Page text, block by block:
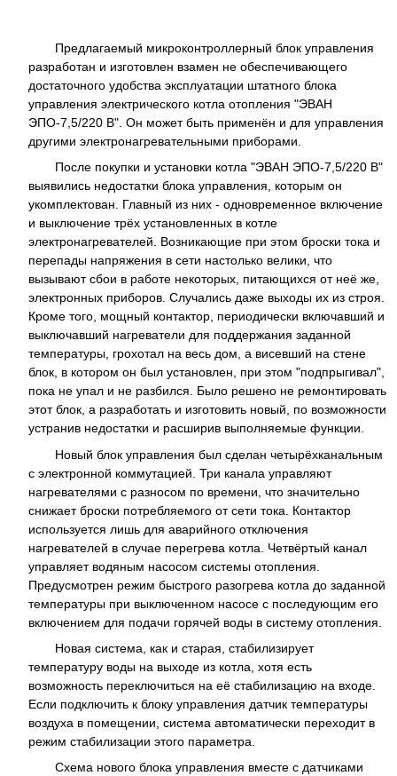
Предлагаемый микроконтроллерный блок управления
разработан и изготовлен взамен не обеспечивающего
достаточного удобства эксплуатации штатного блока
управления электрического котла отопления "ЭВАН
ЭПО-7,5/220 B". Он может быть применён и для управления
другими электронагревательными приборами.
После покупки и установки котла "ЭВАН ЭПО-7,5/220 B"
выявились недостатки блока управления, которым он
укомплектован. Главный из них - одновременное включение
и выключение трёх установленных в котле
электронагревателей. Возникающие при этом броски тока и
перепады напряжения в сети настолько велики, что
вызывают сбои в работе некоторых, питающихся от неё же,
электронных приборов. Случались даже выходы их из строя.
Кроме того, мощный контактор, периодически включавший и
выключавший нагреватели для поддержания заданной
температуры, грохотал на весь дом, а висевший на стене
блок, в котором он был установлен, при этом "подпрыгивал",
пока не упал и не разбился. Было решено не ремонтировать
этот блок, а разработать и изготовить новый, по возможности
устранив недостатки и расширив выполняемые функции.
Новый блок управления был сделан четырёхканальным
с электронной коммутацией. Три канала управляют
нагревателями с разносом по времени, что значительно
снижает броски потребляемого от сети тока. Контактор
используется лишь для аварийного отключения
нагревателей в случае перегрева котла. Четвёртый канал
управляет водяным насосом системы отопления.
Предусмотрен режим быстрого разогрева котла до заданной
температуры при выключенном насосе с последующим его
включением для подачи горячей воды в систему отопления.
Новая система, как и старая, стабилизирует
температуру воды на выходе из котла, хотя есть
возможность переключиться на её стабилизацию на входе.
Если подключить к блоку управления датчик температуры
воздуха в помещении, система автоматически переходит в
режим стабилизации этого параметра.
Схема нового блока управления вместе с датчиками